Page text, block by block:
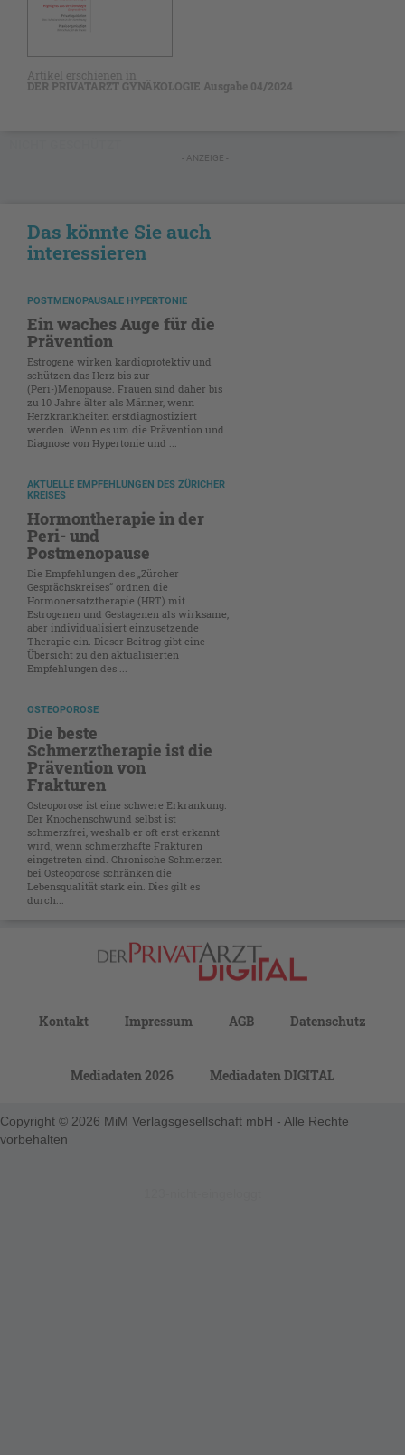
Artikel erschienen in
DER PRIVATARZT GYNÄKOLOGIE Ausgabe 04/2024
- ANZEIGE -
Das könnte Sie auch
interessieren
POSTMENOPAUSALE HYPERTONIE
Ein waches Auge für die
Prävention
Estrogene wirken kardioprotektiv und
schützen das Herz bis zur
(Peri-)Menopause. Frauen sind daher bis
zu 10 Jahre älter als Männer, wenn
Herzkrankheiten erstdiagnostiziert
werden. Wenn es um die Prävention und
Diagnose von Hypertonie und ...
AKTUELLE EMPFEHLUNGEN DES ZÜRICHER
KREISES
Hormontherapie in der
Peri- und
Postmenopause
Die Empfehlungen des „Zürcher
Gesprächskreises“ ordnen die
Hormonersatztherapie (HRT) mit
Estrogenen und Gestagenen als wirksame,
aber individualisiert einzusetzende
Therapie ein. Dieser Beitrag gibt eine
Übersicht zu den aktualisierten
Empfehlungen des ...
OSTEOPOROSE
Die beste
Schmerztherapie ist die
Prävention von
Frakturen
Osteoporose ist eine schwere Erkrankung.
Der Knochenschwund selbst ist
schmerzfrei, weshalb er oft erst erkannt
wird, wenn schmerzhafte Frakturen
eingetreten sind. Chronische Schmerzen
bei Osteoporose schränken die
Lebensqualität stark ein. Dies gilt es
durch...
Kontakt Impressum AGB Datenschutz
Mediadaten 2026 Mediadaten DIGITAL
Copyright © 2026 MiM Verlagsgesellschaft mbH - Alle Rechte
vorbehalten